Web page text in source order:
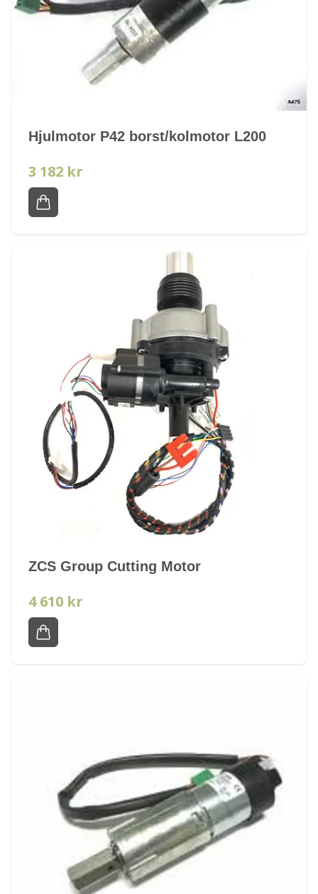
Hjulmotor P42 borst/kolmotor L200
3 182 kr
ZCS Group Cutting Motor
4 610 kr